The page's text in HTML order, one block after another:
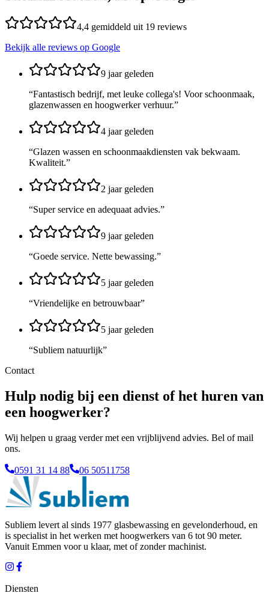
4,4 gemiddeld uit 19 reviews
Bekijk alle reviews op Google
9 jaar geleden
“Fantastisch bedrijf, met leuke collega's! Voor schoonmaak,
glazenwassen en hoogwerker verhuur.”
4 jaar geleden
“Glazen wassen en schoonmaakdiensten vak bekwaam.
Kwaliteit.”
2 jaar geleden
“Super service en adequaat advies.”
9 jaar geleden
“Goede service. Nette bewassing.”
5 jaar geleden
“Vriendelijke en betrouwbaar”
5 jaar geleden
“Subliem natuurlijk”
Contact
Hulp nodig bij een dienst of het huren van
een hoogwerker?
Wij helpen u graag verder met een vrijblijvend advies. Bel of mail
ons.
0591 31 14 88 06 50511758
Subliem levert al sinds 1977 glasbewassing en gevelonderhoud, en
is specialist in het werken met hoogwerkers van 6 tot 90 meter.
Vanuit Emmen voor u klaar, met of zonder machinist.
Diensten